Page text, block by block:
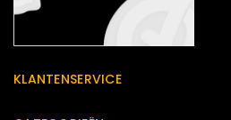
KLANTENSERVICE